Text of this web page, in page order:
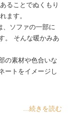
ることでぬくもり
ます。
、ソファの一部に
。 そんな暖かみあ
の素材や色合いな
ートをイメージし
...続きを読む